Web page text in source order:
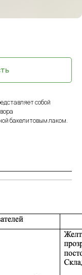
собой
бакелитовым лаком.